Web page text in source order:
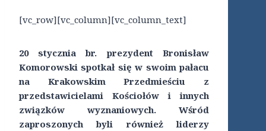
[vc_row][vc_column][vc_column_text]
20 stycznia br. prezydent Bronisław
Komorowski spotkał się w swoim pałacu
na Krakowskim Przedmieściu z
przedstawicielami Kościołów i innych
związków wyznaniowych. Wśród
zaproszonych byli również liderzy